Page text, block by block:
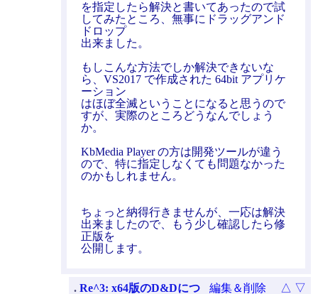
を指定したら解決と書いてあったので試
してみたところ、無事にドラッグアンド
ドロップ
出来ました。
もしこんな方法でしか解決できないな
ら、VS2017 で作成された 64bit アプリケ
ーション
はほぼ全滅ということになると思うので
すが、実際のところどうなんでしょう
か。
KbMedia Player の方は開発ツールが違う
ので、特に指定しなくても問題なかった
のかもしれません。
ちょっと納得行きませんが、一応は解決
出来ましたので、もう少し確認したら修
正版を
公開します。
. Re^3: x64版のD&Dにつ
編集＆削除 △ ▽